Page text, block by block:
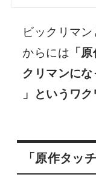
ビックリマ
からには 「
クリマンに
」というワ
「原作タッ